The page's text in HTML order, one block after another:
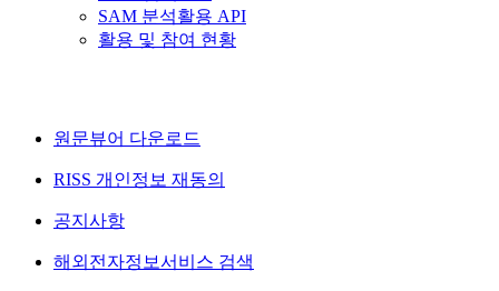
SAM 분석활용 API
활용 및 참여 현황
원문뷰어 다운로드
RISS 개인정보 재동의
공지사항
해외전자정보서비스 검색